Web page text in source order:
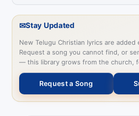
✉Stay Updated
New Telugu Christian lyrics are added
Request a song you cannot find, or
— this library grows from the church,
Request a Song